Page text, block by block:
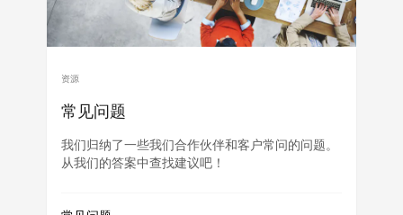
资源
常见问题
我们归纳了一些我们合作伙伴和客户常问的问题。
从我们的答案中查找建议吧！